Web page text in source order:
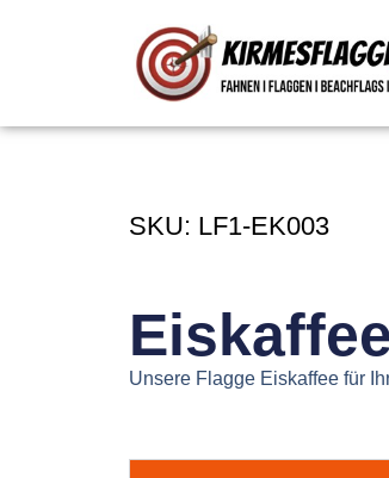
SKU: LF1-EK003
Unsere Flagge Eiskaffee für